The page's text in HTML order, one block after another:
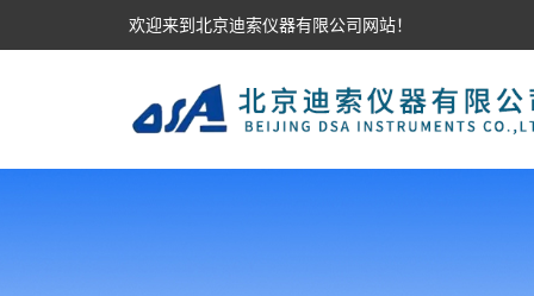
欢迎来到北京迪索仪器有限公司网站！